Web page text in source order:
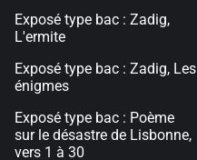
Exposé type bac : Zadig,
L'ermite
Exposé type bac : Zadig, Les
énigmes
Exposé type bac : Poème
sur le désastre de Lisbonne,
vers 1 à 30